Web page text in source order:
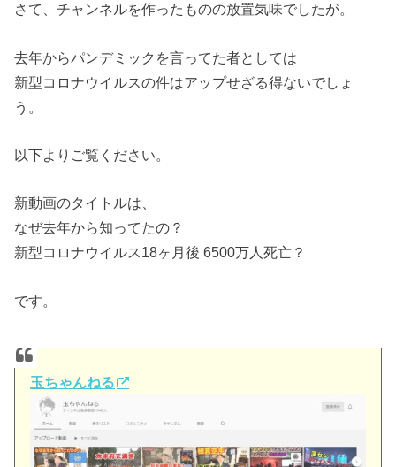
さて、チャンネルを作ったものの放置気味でしたが。
去年からパンデミックを言ってた者としては
新型コロナウイルスの件はアップせざる得ないでしょ
う。
以下よりご覧ください。
新動画のタイトルは、
なぜ去年から知ってたの？
新型コロナウイルス18ヶ月後 6500万人死亡？
です。
玉ちゃんねる